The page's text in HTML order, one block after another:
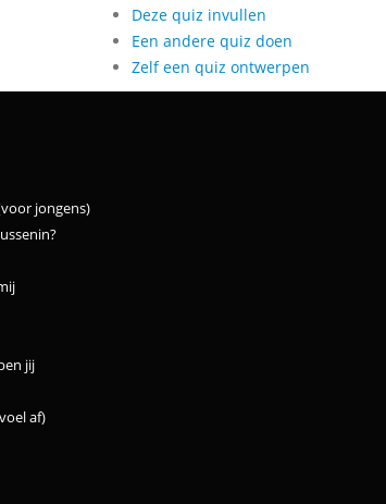
Deze quiz invullen
Een andere quiz doen
Zelf een quiz ontwerpen
jongens)
jij
af)